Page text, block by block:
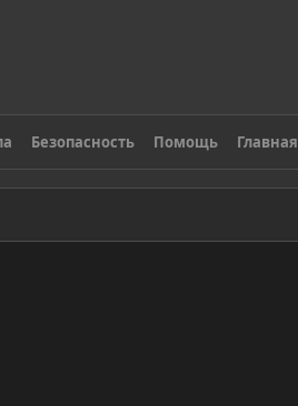
Безопасность Помощь Главная